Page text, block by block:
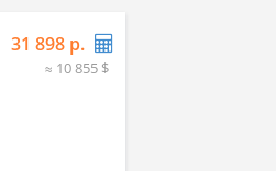
31 898 р.
≈ 10 855 $